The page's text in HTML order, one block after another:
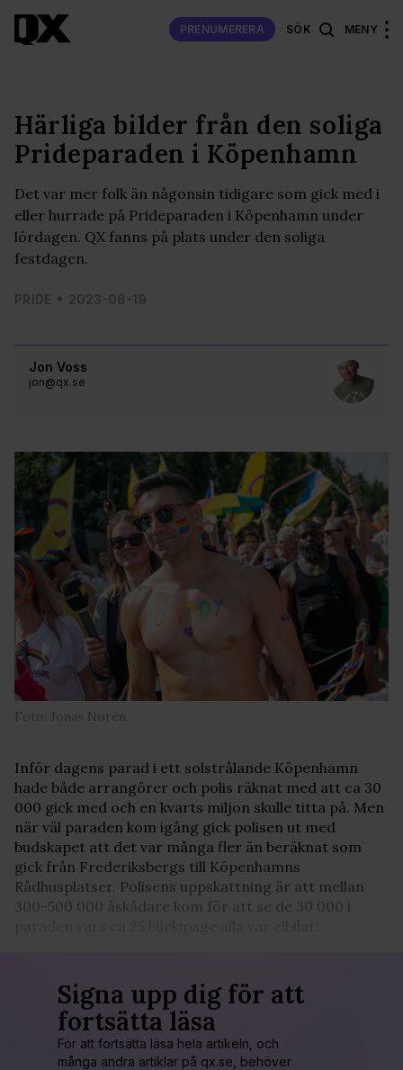
PRENUMERERA SÖK MENY
Jon Voss
jon@qx.se
Härliga bilder från den soliga
Prideparaden i Köpenhamn
Det var mer folk än någonsin tidigare som gick med i
eller hurrade på Prideparaden i Köpenhamn under
lördagen. QX fanns på plats under den soliga
festdagen.
PRIDE 2023-08-19
Foto: Jonas Norén
Inför dagens parad i ett solstrålande Köpenhamn
hade både arrangörer och polis räknat med att ca 30
000 gick med och en kvarts miljon skulle titta på. Men
när väl paraden kom igång gick polisen ut med
budskapet att det var många fler än beräknat som
gick från Frederiksbergs till Köpenhamns
Rådhusplatser. Polisens uppskattning är att mellan
300-500 000 åskådare kom för att se de 30 000 i
Signa upp dig för att
fortsätta läsa
För att fortsätta läsa hela artikeln, och
många andra artiklar på qx.se, behöver